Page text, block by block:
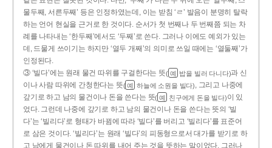
물두째, 서른두째’ 등은 인정하였는데, 이는 받침 ‘ㄹ’ 발음이 분명히 탈락
하는 언어 현실을 근거로 한 것이다. 순서가 첫 번째나 두 번째쯤 되는 차
례를 나타내는 ‘한두째’에서도 ‘두째’로 쓴다. 그러나 이에도 예외가 있는
데, 드물게 쓰이기는 하지만 ‘열두 개째’의 의미로 쓰일 때에는 ‘열둘째’가
인정된다.
③ ‘빌다’에는 원래 물건 따위를 구걸한다는 뜻( 예 밥을 빌러 다니다)과 신
이나 사람 따위에 간청한다는 뜻( 예 하늘에 소원을 빌다), 그리고 나중에
갚기로 하고 남의 물건이나 돈을 쓴다는 뜻( 예 친구에게 돈을 빌다)이 있
었다. 그런데 나중에 갚기로 하고 남의 물건이나 돈을 쓴다는 뜻의 ‘빌
다’는 ‘빌리다’로 형태가 바뀜에 따라 ‘빌다’를 버리고 ‘빌리다’를 표준어
로 삼은 것이다. ‘빌리다’는 원래 ‘빌다’의 피동형으로서 대가를 받기로 하
고 남에게 물건이나 돈 따위를 내어 주는 것을 뜻하는 말이었다. 그러나